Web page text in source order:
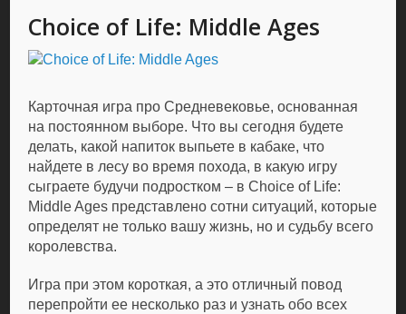
Choice of Life: Middle Ages
Карточная игра про Средневековье, основанная
на постоянном выборе. Что вы сегодня будете
делать, какой напиток выпьете в кабаке, что
найдете в лесу во время похода, в какую игру
сыграете будучи подростком – в Choice of Life:
Middle Ages представлено сотни ситуаций, которые
определят не только вашу жизнь, но и судьбу всего
королевства.
Игра при этом короткая, а это отличный повод
перепройти ее несколько раз и узнать обо всех